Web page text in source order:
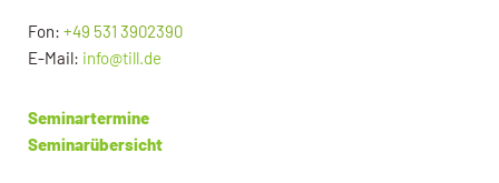
Fon: +49 531 3902390
E-Mail: info@till.de
Seminartermine
Seminarübersicht